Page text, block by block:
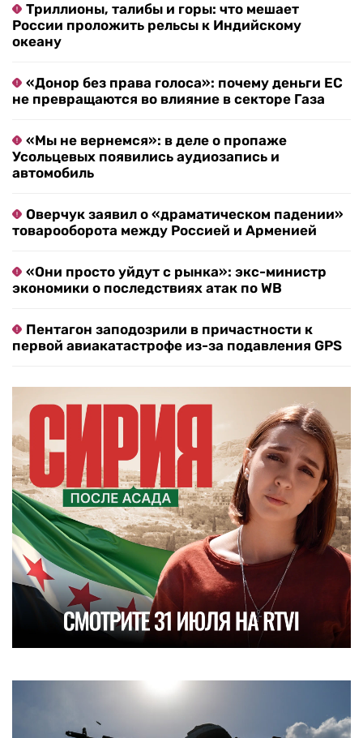
Триллионы, талибы и горы: что мешает
России проложить рельсы к Индийскому
океану
«Донор без права голоса»: почему деньги ЕС
не превращаются во влияние в секторе Газа
«Мы не вернемся»: в деле о пропаже
Усольцевых появились аудиозапись и
автомобиль
Оверчук заявил о «драматическом падении»
товарооборота между Россией и Арменией
«Они просто уйдут с рынка»: экс-министр
экономики о последствиях атак по WB
Пентагон заподозрили в причастности к
первой авиакатастрофе из-за подавления GPS